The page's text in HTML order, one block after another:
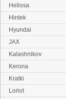
Heliosa
Hintek
Hyundai
JAX
Kalashnikov
Kerona
Kratki
Loriot